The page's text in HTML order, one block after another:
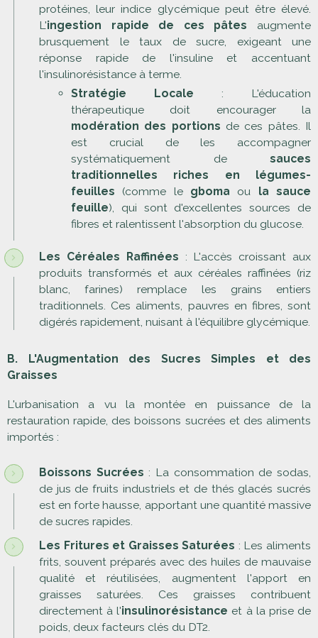
protéines, leur indice glycémique peut être élevé.
L'ingestion rapide de ces pâtes augmente
brusquement le taux de sucre, exigeant une
réponse rapide de l'insuline et accentuant
l'insulinorésistance à terme.
Stratégie Locale : L'éducation
thérapeutique doit encourager la
modération des portions de ces pâtes. Il
est crucial de les accompagner
systématiquement de sauces
traditionnelles riches en légumes-
feuilles (comme le gboma ou la sauce
feuille), qui sont d'excellentes sources de
fibres et ralentissent l'absorption du glucose.
Les Céréales Raffinées : L'accès croissant aux
produits transformés et aux céréales raffinées (riz
blanc, farines) remplace les grains entiers
traditionnels. Ces aliments, pauvres en fibres, sont
digérés rapidement, nuisant à l'équilibre glycémique.
B. L'Augmentation des Sucres Simples et des
Graisses
L'urbanisation a vu la montée en puissance de la
restauration rapide, des boissons sucrées et des aliments
importés :
Boissons Sucrées : La consommation de sodas,
de jus de fruits industriels et de thés glacés sucrés
est en forte hausse, apportant une quantité massive
de sucres rapides.
Les Fritures et Graisses Saturées : Les aliments
frits, souvent préparés avec des huiles de mauvaise
qualité et réutilisées, augmentent l'apport en
graisses saturées. Ces graisses contribuent
directement à l'insulinorésistance et à la prise de
poids, deux facteurs clés du DT2.